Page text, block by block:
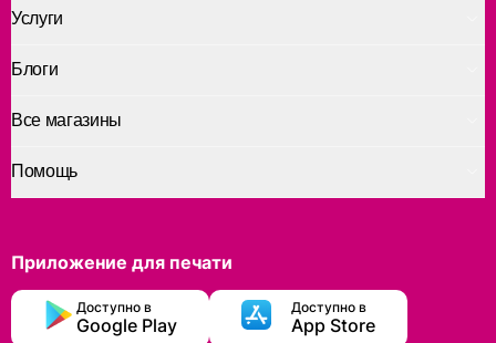
Услуги
Помощь
Блоги
Все магазины
Приложение для печати
Доступно в
Google Play
Доступно в
App Store